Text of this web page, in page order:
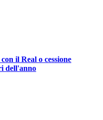
il Real o cessione
dell'anno